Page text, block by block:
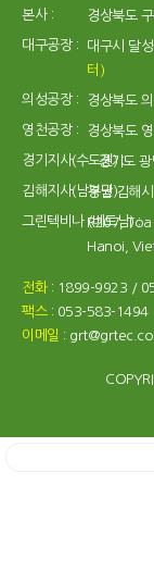
본사 : 경상북도
대구공장 : 대구시 달
터)
의성공장 : 경상북도
영천공장 : 경상북도
경기지사(수도권) :
경기도
김해지사(남부권) :
경남 김해
그린텍비나 (베트남) :
R207,
Hanoi,
전화: 1899-9923 /
팩스: 053-583-1494
이메일 :